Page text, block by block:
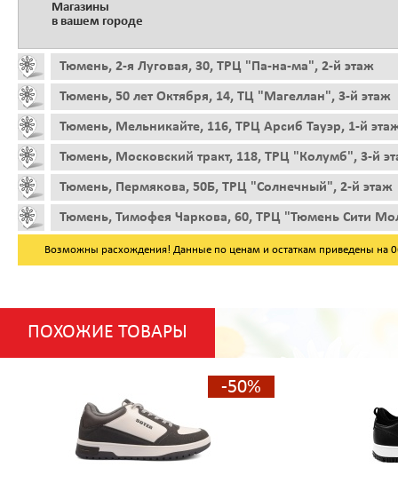
Магазины
в вашем городе
Тюмень, 2-я Луговая, 30, ТРЦ "Па-на-ма", 2-й этаж
Тюмень, 50 лет Октября, 14, ТЦ "Магеллан", 3-й этаж
Тюмень, Мельникайте, 116, ТРЦ Арсиб Тауэр, 1-й
Тюмень, Московский тракт, 118, ТРЦ "Колумб", 3-й
Тюмень, Пермякова, 50Б, ТРЦ "Солнечный", 2-й этаж
Тюмень, Тимофея Чаркова, 60, ТРЦ "Тюмень Сити
Возможны расхождения! Данные по ценам и остаткам приведены на
ПОХОЖИЕ ТОВАРЫ
-50%